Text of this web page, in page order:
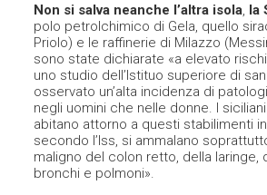
Non si salva neanche l’altra isola, la
polo petrolchimico di Gela, quello
Priolo) e le raffinerie di Milazzo
sono state dichiarate «a elevato
uno studio dell’Istituo superiore di
osservato un’alta incidenza di
negli uomini che nelle donne. I
abitano attorno a questi stabilimenti
secondo l’Iss, si ammalano
maligno del colon retto, della laringe,
bronchi e polmoni».